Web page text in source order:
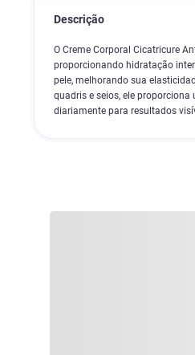
Descrição
O Creme Corporal Cicatricure
proporcionando hidratação
pele, melhorando sua
quadris e seios, ele
diariamente para resultados